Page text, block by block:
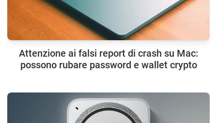
Attenzione ai falsi report di crash su Mac:
possono rubare password e wallet crypto